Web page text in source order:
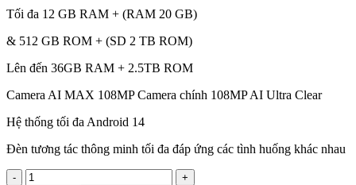
Tối đa 12 GB RAM + (RAM 20 GB)
& 512 GB ROM + (SD 2 TB ROM)
Lên đến 36GB RAM + 2.5TB ROM
Camera AI MAX 108MP Camera chính 108MP AI Ultra Clear
Hệ thống tối đa Android 14
Đèn tương tác thông minh tối đa đáp ứng các tình huống khác nhau
-
+